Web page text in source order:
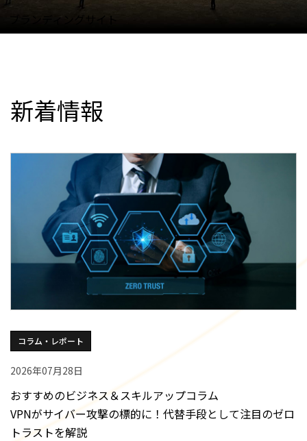
ブランディングサイト
新着情報
コラム・レポート
2026年07月28日
おすすめのビジネス＆スキルアップコラム
VPNがサイバー攻撃の標的に！代替手段として注目のゼロ
トラストを解説